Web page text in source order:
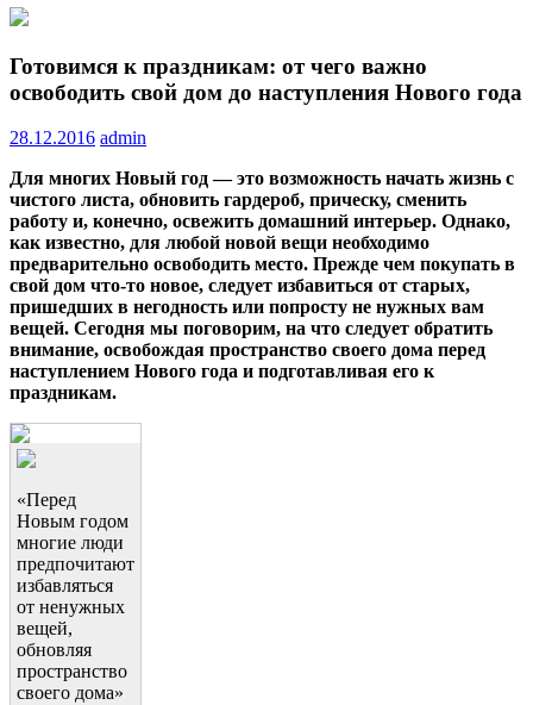
Готовимся к праздникам: от чего важно
освободить свой дом до наступления Нового года
28.12.2016 admin
Для многих Новый год — это возможность начать жизнь с
чистого листа, обновить гардероб, прическу, сменить
работу и, конечно, освежить домашний интерьер. Однако,
как известно, для любой новой вещи необходимо
предварительно освободить место. Прежде чем покупать в
свой дом что-то новое, следует избавиться от старых,
пришедших в негодность или попросту не нужных вам
вещей. Сегодня мы поговорим, на что следует обратить
внимание, освобождая пространство своего дома перед
наступлением Нового года и подготавливая его к
праздникам.
«Перед
Новым годом
многие люди
предпочитают
избавляться
от ненужных
вещей,
обновляя
пространство
своего дома»